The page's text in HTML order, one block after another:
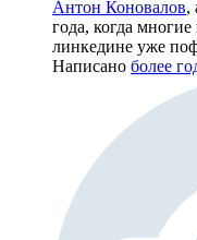
Антон Коновалов,
года, когда
линкедине уже
Написано более